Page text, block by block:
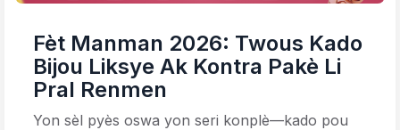
Fèt Manman 2026: Twous Kado
Bijou Liksye Ak Kontra Pakè Li
Pral Renmen
Yon sèl pyès oswa yon seri konplè—kado pou